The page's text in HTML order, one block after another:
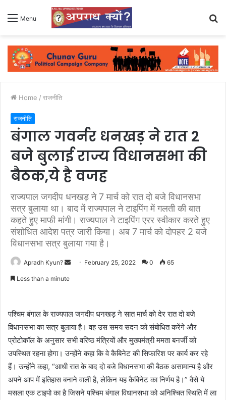
Menu
Home / राजनीति
राजनीति
बंगाल गवर्नर धनखड़ ने रात 2
बजे बुलाई राज्य विधानसभा की
बैठक,ये है वजह
राज्यपाल जगदीप धनखड़ ने 7 मार्च को रात दो बजे विधानसभा
सत्र बुलाया था। बाद में राज्यपाल ने टाइपिंग में गलती की बात
कहते हुए माफी मांगी। राज्यपाल ने टाइपिंग एरर स्वीकार करते हुए
संशोधित आदेश पत्र जारी किया। अब 7 मार्च को दोपहर 2 बजे
विधानसभा सत्र बुलाया गया है।
Apradh Kyun?
a
i
l
February 25, 2022 0 65
Less than a minute
पश्चिम बंगाल के राज्यपाल जगदीप धनखड़ ने सात मार्च को देर रात दो बजे
विधानसभा का सत्र बुलाया है। वह उस समय सदन को संबोधित करेंगे और
प्रोटोकॉल के अनुसार सभी वरिष्ठ मंत्रियों और मुख्यमंत्री ममता बनर्जी को
उपस्थित रहना होगा। उन्होंने कहा कि वे कैबिनेट की सिफारिश पर कार्य कर रहे
हैं। उन्होंने कहा, “आधी रात के बाद दो बजे विधानसभा की बैठक असामान्य है और
अपने आप में इतिहास बनाने वाली है, लेकिन यह कैबिनेट का निर्णय है।” वैसे ये
मसला एक टाइपो का है जिसने पश्चिम बंगाल विधानसभा को अनिश्चित स्थिति में ला